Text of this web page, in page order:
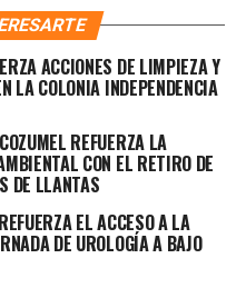
ACCIONES DE LIMPIEZA Y
LA COLONIA INDEPENDENCIA
REFUERZA LA
CON EL RETIRO DE
DE LLANTAS
EL ACCESO A LA
DE UROLOGÍA A BAJO